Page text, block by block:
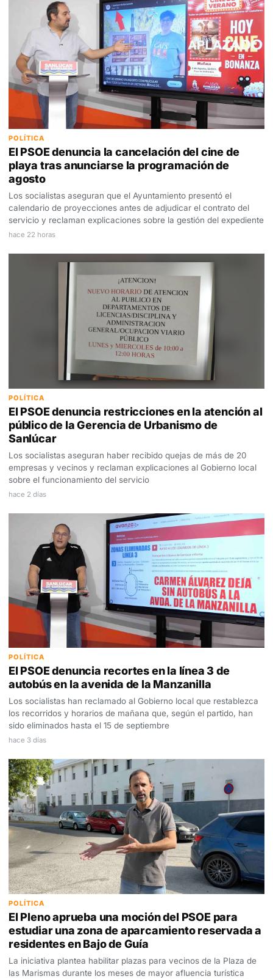
POLÍTICA
El PSOE denuncia la cancelación del cine de
playa tras anunciarse la programación de
agosto
Los socialistas aseguran que el Ayuntamiento presentó el
calendario de proyecciones antes de adjudicar el contrato del
servicio y reclaman explicaciones sobre la gestión del expediente
hace 22 horas
POLÍTICA
El PSOE denuncia restricciones en la atención al
público de la Gerencia de Urbanismo de
Sanlúcar
Los socialistas aseguran haber recibido quejas de más de 20
empresas y vecinos y reclaman explicaciones al Gobierno local
sobre el funcionamiento del servicio
hace 2 días
POLÍTICA
El PSOE denuncia recortes en la línea 3 de
autobús en la avenida de la Manzanilla
Los socialistas han reclamado al Gobierno local que restablezca
los recorridos y horarios de mañana que, según el partido, han
sido eliminados hasta el 15 de septiembre
hace 3 días
POLÍTICA
El Pleno aprueba una moción del PSOE para
estudiar una zona de aparcamiento reservada a
residentes en Bajo de Guía
La iniciativa plantea habilitar plazas para vecinos de la Plaza de
las Marismas durante los meses de mayor afluencia turística